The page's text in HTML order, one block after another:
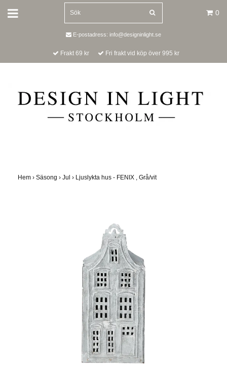
0
E-postadress: info@designinlight.se
Frakt 69 kr Fri frakt vid köp över 995 kr
Hem › Säsong › Jul › Ljuslykta hus - FENIX , Grå/vit